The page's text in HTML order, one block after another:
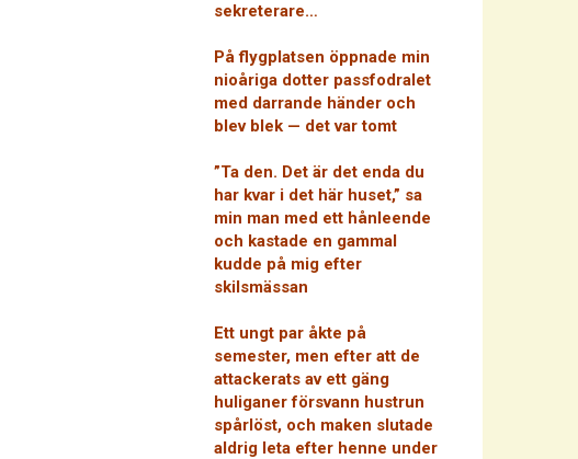
sekreterare…
På flygplatsen öppnade min
nioåriga dotter passfodralet
med darrande händer och
blev blek — det var tomt
”Ta den. Det är det enda du
har kvar i det här huset,” sa
min man med ett hånleende
och kastade en gammal
kudde på mig efter
skilsmässan
Ett ungt par åkte på
semester, men efter att de
attackerats av ett gäng
huliganer försvann hustrun
spårlöst, och maken slutade
aldrig leta efter henne under